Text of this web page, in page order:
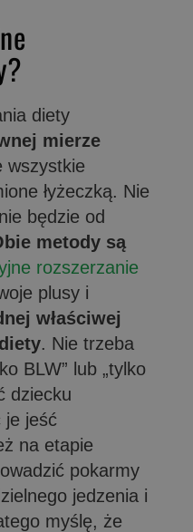
diety
mierze
wszystkie
łyżeczką. Nie
będzie od
metody są
rozszerzanie
plusy i
właściwej
. Nie trzeba
BLW” lub „tylko
dziecku
je jeść
na etapie
pokarmy
jedzenia i
myślę, że